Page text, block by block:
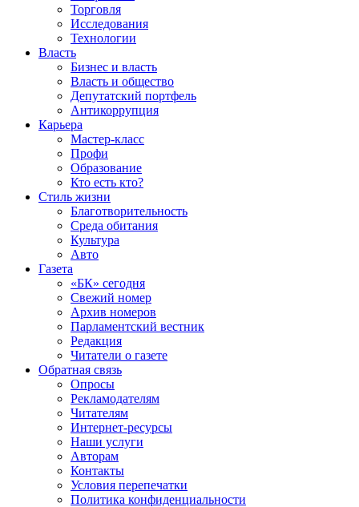
Торговля
Исследования
Технологии
Власть
Бизнес и власть
Власть и общество
Депутатский портфель
Антикоррупция
Карьера
Мастер-класс
Профи
Образование
Кто есть кто?
Стиль жизни
Благотворительность
Среда обитания
Культура
Авто
Газета
«БК» сегодня
Свежий номер
Архив номеров
Парламентский вестник
Редакция
Читатели о газете
Обратная связь
Опросы
Рекламодателям
Читателям
Интернет-ресурсы
Наши услуги
Авторам
Контакты
Условия перепечатки
Политика конфиденциальности